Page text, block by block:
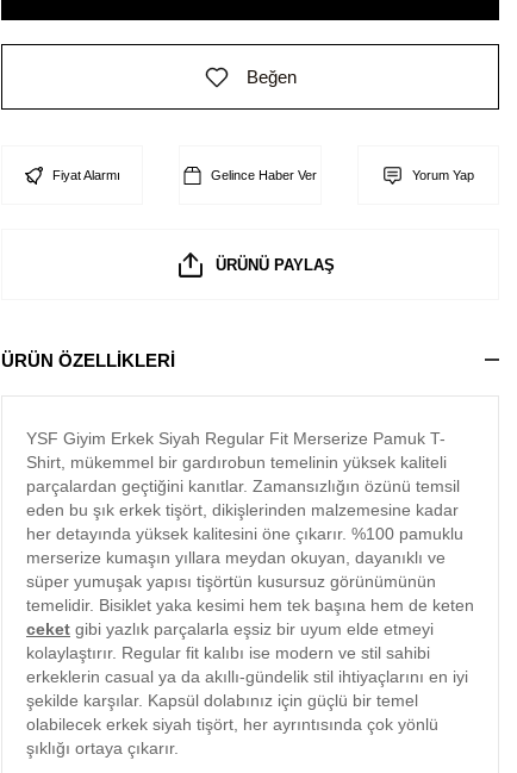
Beğen
Fiyat Alarmı Gelince Haber Ver Yorum Yap
ÜRÜNÜ PAYLAŞ
ÜRÜN ÖZELLİKLERİ
YSF Giyim Erkek Siyah Regular Fit Merserize Pamuk T-
Shirt, mükemmel bir gardırobun temelinin yüksek kaliteli
parçalardan geçtiğini kanıtlar. Zamansızlığın özünü temsil
eden bu şık erkek tişört, dikişlerinden malzemesine kadar
her detayında yüksek kalitesini öne çıkarır. %100 pamuklu
merserize kumaşın yıllara meydan okuyan, dayanıklı ve
süper yumuşak yapısı tişörtün kusursuz görünümünün
temelidir. Bisiklet yaka kesimi hem tek başına hem de keten
ceket gibi yazlık parçalarla eşsiz bir uyum elde etmeyi
kolaylaştırır. Regular fit kalıbı ise modern ve stil sahibi
erkeklerin casual ya da akıllı-gündelik stil ihtiyaçlarını en iyi
şekilde karşılar. Kapsül dolabınız için güçlü bir temel
olabilecek erkek siyah tişört, her ayrıntısında çok yönlü
şıklığı ortaya çıkarır.